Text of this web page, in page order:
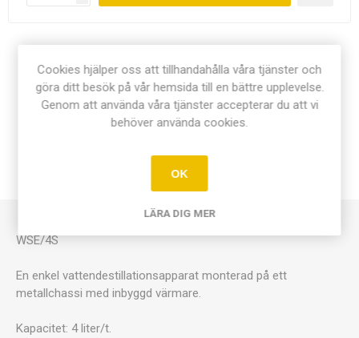
KONTAKTA OSS
WSE/4S
En enkel vattendestillationsapparat monterad på ett
metallchassi med inbyggd värmare.
Kapacitet: 4 liter/t.
Cookies hjälper oss att tillhandahålla våra tjänster och
göra ditt besök på vår hemsida till en bättre upplevelse.
Genom att använda våra tjänster accepterar du att vi
behöver använda cookies.
OK
LÄRA DIG MER